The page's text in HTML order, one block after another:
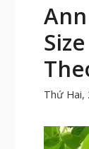
Thứ Hai,